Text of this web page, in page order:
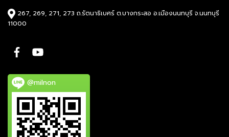
267, 269, 271, 273 ถ.รัตนาธิเบศร์ ต.บางกระสอ อ.เมืองนนทบุรี จ.นนทบุรี
11000
@milnon